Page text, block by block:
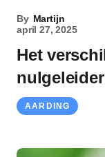
By Martijn
april 27, 2025
Het
nulgeleider
AARDING